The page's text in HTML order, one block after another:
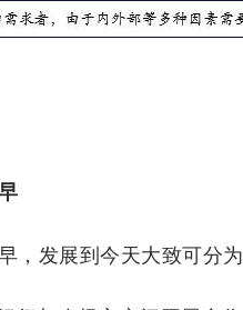
，发展到今天大致可分